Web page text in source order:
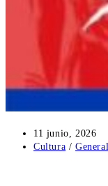
Publicación
de
11 junio, 2026
Categoría
Cultura / General